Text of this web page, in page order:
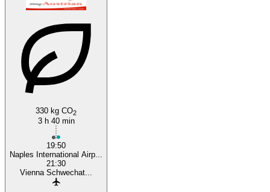
330 kg CO2
3 h 40 min
19:50
Naples International Airp...
21:30
Vienna Schwechat...